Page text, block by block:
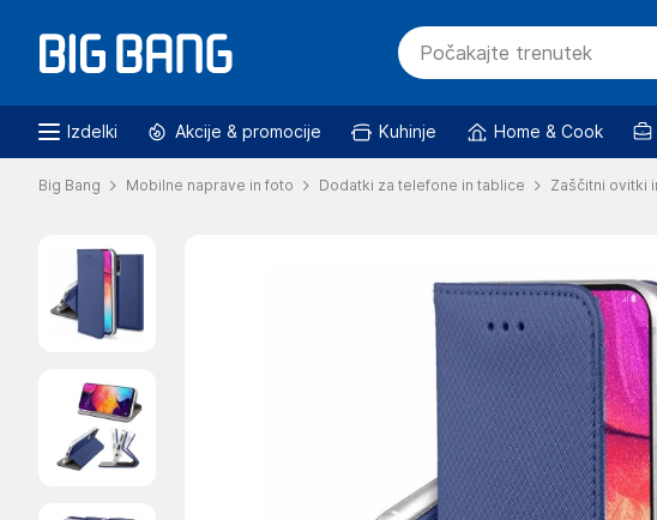
Izdelki Akcije & promocije Kuhinje Home & Cook
Big Bang Mobilne naprave in foto Dodatki za telefone in tablice Zaščitni ovitki